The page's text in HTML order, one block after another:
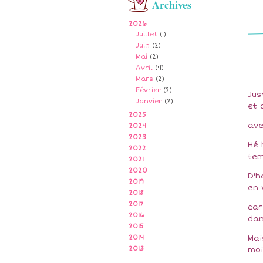
Archives
2026
Juillet (1)
Juin (2)
Mai (2)
Avril (4)
Mars (2)
Février (2)
Janvier (2)
2025
2024
2023
2022
2021
2020
2019
2018
2017
2016
2015
2014
2013
et
Hé
en